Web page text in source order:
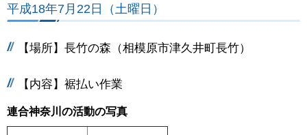
平成18年7月22日（土曜日）
【場所】長竹の森（相模原市津久井町長竹）
【内容】裾払い作業
連合神奈川の活動の写真